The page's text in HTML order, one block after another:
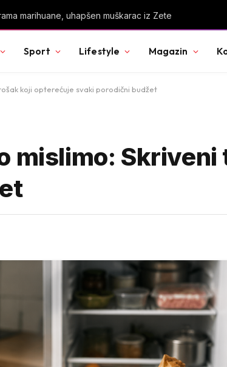
Sport Lifestyle Magazin
koji opterećuje svaki porodični budžet
mislimo: